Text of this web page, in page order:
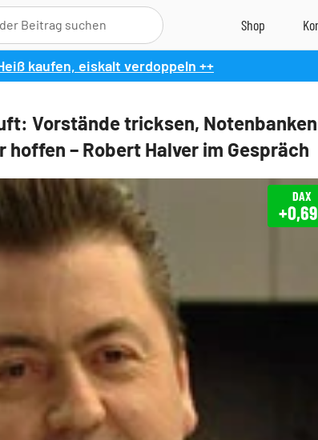
kaufen, eiskalt verdoppeln ++
Vorstände tricksen, Notenbanken
– Robert Halver im Gespräch
DAX
+0,69